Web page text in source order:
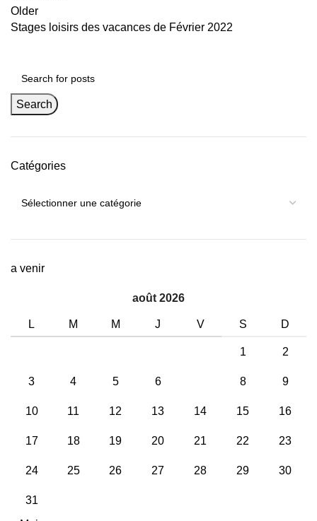
Older
Stages loisirs des vacances de Février 2022
Search
Catégories
a venir
août 2026
L M M J V S D
1 2
3 4 5 6 8 9
10 11 12 13 14 15 16
17 18 19 20 21 22 23
24 25 26 27 28 29 30
31